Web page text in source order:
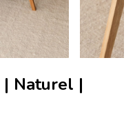
Naturel |